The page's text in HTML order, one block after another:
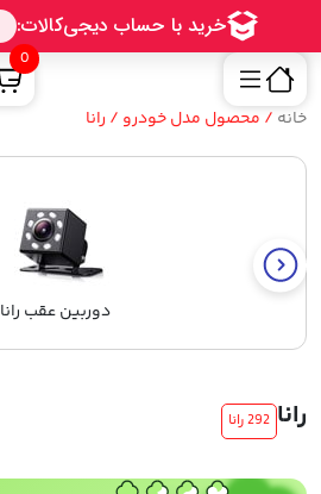
0
خانه / محصول مدل خودرو / رانا
دوربین عقب رانا
رانا 292 رانا